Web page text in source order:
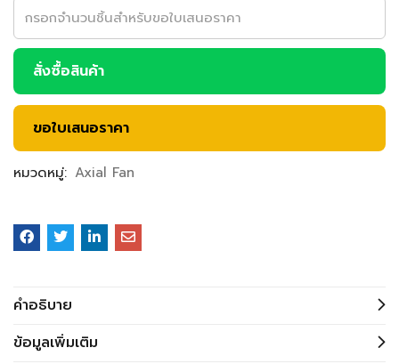
สั่งซื้อสินค้า
ขอใบเสนอราคา
หมวดหมู่: Axial Fan
คำอธิบาย
ข้อมูลเพิ่มเติม